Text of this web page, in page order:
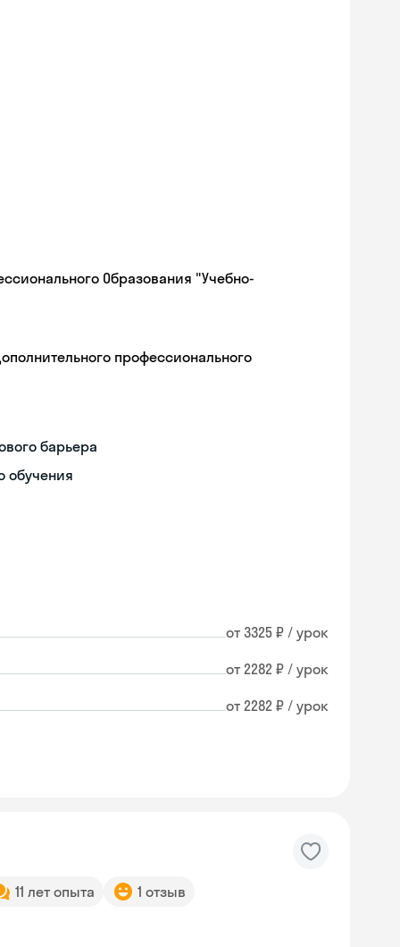
Образования "Учебно-
профессионального
барьера
обучения
от 3325 ₽ / урок
от 2282 ₽ / урок
от 2282 ₽ / урок
11 лет опыта 1 отзыв